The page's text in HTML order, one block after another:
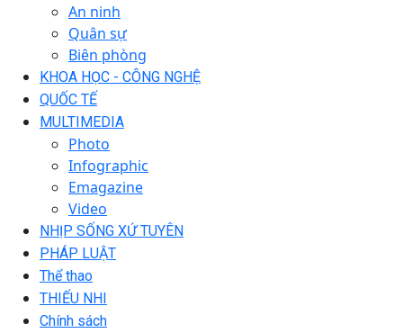
An ninh
Quân sự
Biên phòng
KHOA HỌC - CÔNG NGHỆ
QUỐC TẾ
MULTIMEDIA
Photo
Infographic
Emagazine
Video
NHỊP SỐNG XỨ TUYÊN
PHÁP LUẬT
Thể thao
THIẾU NHI
Chính sách